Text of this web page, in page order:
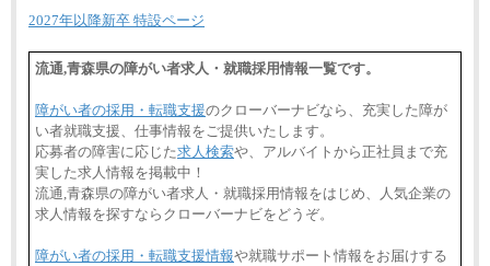
2027年以降新卒 特設ページ
流通,青森県の障がい者求人・就職採用情報一覧です。
障がい者の採用・転職支援のクローバーナビなら、充実した障が
い者就職支援、仕事情報をご提供いたします。
応募者の障害に応じた求人検索や、アルバイトから正社員まで充
実した求人情報を掲載中！
流通,青森県の障がい者求人・就職採用情報をはじめ、人気企業の
求人情報を探すならクローバーナビをどうぞ。
障がい者の採用・転職支援情報や就職サポート情報をお届けする